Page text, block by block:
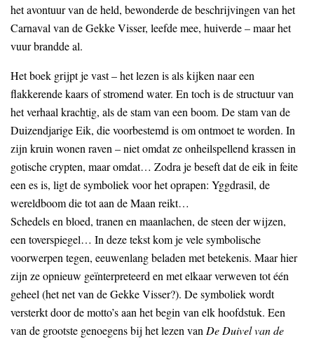
het avontuur van de held, bewonderde de beschrijvingen van het
Carnaval van de Gekke Visser, leefde mee, huiverde – maar het
vuur brandde al.
Het boek grijpt je vast – het lezen is als kijken naar een
flakkerende kaars of stromend water. En toch is de structuur van
het verhaal krachtig, als de stam van een boom. De stam van de
Duizendjarige Eik, die voorbestemd is om ontmoet te worden. In
zijn kruin wonen raven – niet omdat ze onheilspellend krassen in
gotische crypten, maar omdat… Zodra je beseft dat de eik in feite
een es is, ligt de symboliek voor het oprapen: Yggdrasil, de
wereldboom die tot aan de Maan reikt…
Schedels en bloed, tranen en maanlachen, de steen der wijzen,
een toverspiegel… In deze tekst kom je vele symbolische
voorwerpen tegen, eeuwenlang beladen met betekenis. Maar hier
zijn ze opnieuw geïnterpreteerd en met elkaar verweven tot één
geheel (het net van de Gekke Visser?). De symboliek wordt
versterkt door de motto’s aan het begin van elk hoofdstuk. Een
van de grootste genoegens bij het lezen vanDe Duivel van de